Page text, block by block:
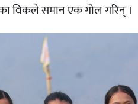
विकले समान एक गोल गरिन् ।